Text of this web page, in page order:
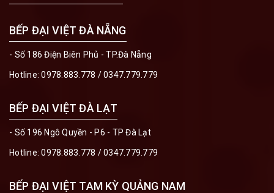
BẾP ĐẠI VIỆT ĐÀ NẴNG
- Số 186 Điện Biên Phủ - TP.Đà Nẵng
Hotline:0978.883.778 /0347.779.779
BẾP ĐẠI VIỆT ĐÀ LẠT
- Số 196 Ngô Quyền - P6 - TP Đà Lạt
Hotline:0978.883.778 /0347.779.779
BẾP ĐẠI VIỆT TAM KỲ QUẢNG NAM